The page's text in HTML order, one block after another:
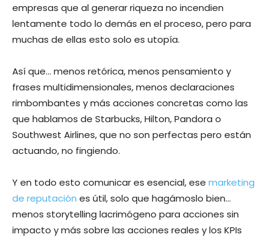
empresas que al generar riqueza no incendien
lentamente todo lo demás en el proceso, pero para
muchas de ellas esto solo es utopía.
Así que… menos retórica, menos pensamiento y
frases multidimensionales, menos declaraciones
rimbombantes y más acciones concretas como las
que hablamos de Starbucks, Hilton, Pandora o
Southwest Airlines, que no son perfectas pero están
actuando, no fingiendo.
Y en todo esto comunicar es esencial, ese marketing
de reputación es útil, solo que hagámoslo bien…
menos storytelling lacrimógeno para acciones sin
impacto y más sobre las acciones reales y los KPIs